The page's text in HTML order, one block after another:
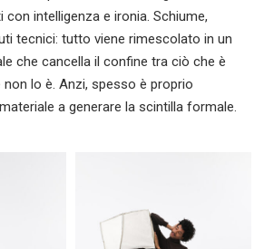
intelligenza e ironia. Schiume,
tecnici: tutto viene rimescolato in un
che cancella il confine tra ciò che è
lo è. Anzi, spesso è proprio
a generare la scintilla formale.